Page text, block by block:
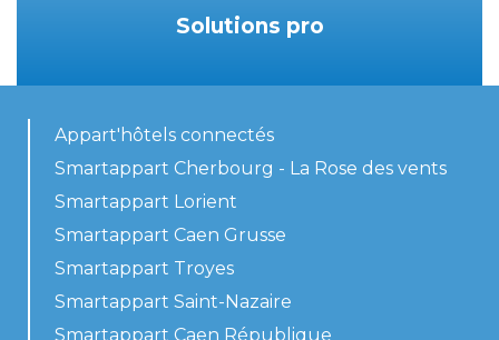
Solutions pro
Appart'hôtels connectés
Smartappart Cherbourg - La Rose des vents
Smartappart Lorient
Smartappart Caen Grusse
Smartappart Troyes
Smartappart Saint-Nazaire
Smartappart Caen République